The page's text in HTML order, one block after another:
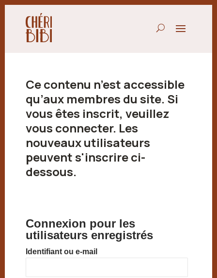
Ce contenu n’est accessible
qu’aux membres du site. Si
vous êtes inscrit, veuillez
vous connecter. Les
nouveaux utilisateurs
peuvent s'inscrire ci-
dessous.
Connexion pour les
utilisateurs enregistrés
Identifiant ou e-mail